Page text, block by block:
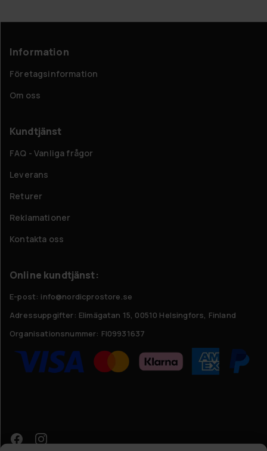
Information
Företagsinformation
Om oss
Kundtjänst
FAQ - Vanliga frågor
Leverans
Returer
Reklamationer
Kontakta oss
Online kundtjänst:
E-post: info@nordicprostore.se
Adressuppgifter: Elimägatan 15, 00510 Helsingfors, Finland
Organisationsnummer: FI09931637